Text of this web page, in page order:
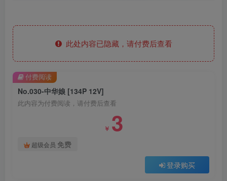
此处内容已隐藏，请付费后查看
No.030-中华娘 [134P 12V]
此内容为付费阅读，请付费后查看
￥ 3
超级会员 免费
登录购买
付费阅读